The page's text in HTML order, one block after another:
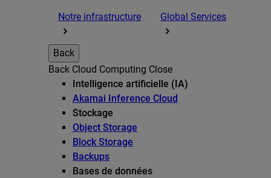
Notre infrastructure Global Services
Back
Back Cloud Computing Close
Intelligence artificielle (IA)
Akamai Inference Cloud
Stockage
Object Storage
Block Storage
Backups
Bases de données